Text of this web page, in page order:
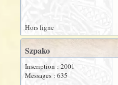
Hors ligne
Szpako
Inscription : 2001
Messages : 635